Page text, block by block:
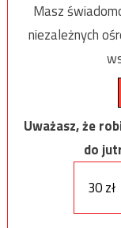
Masz
niezależnych
Uważasz, że
do
30 zł